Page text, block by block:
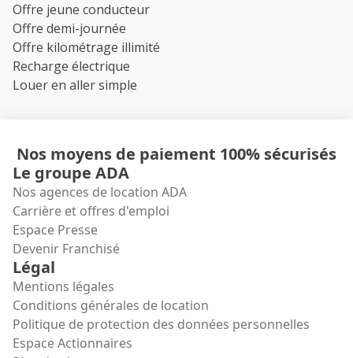
Offre jeune conducteur
Offre demi-journée
Offre kilométrage illimité
Recharge électrique
Louer en aller simple
Nos moyens de paiement 100% sécurisés
Le groupe ADA
Nos agences de location ADA
Carrière et offres d'emploi
Espace Presse
Devenir Franchisé
Légal
Mentions légales
Conditions générales de location
Politique de protection des données personnelles
Espace Actionnaires